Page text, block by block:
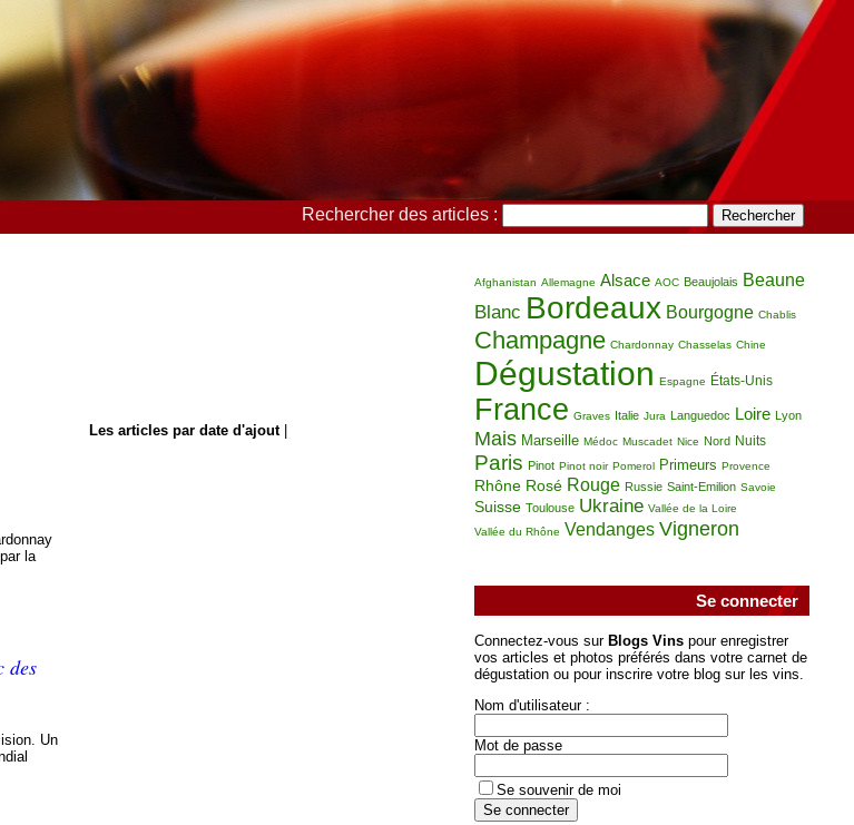
Rechercher des articles :
Les articles par date d'ajout|
la
des
Un
Afghanistan Allemagne Alsace AOC Beaujolais Beaune
Blanc Bordeaux Bourgogne Chablis
Champagne Chardonnay Chasselas Chine
Dégustation Espagne États-Unis
France Graves Italie Jura Languedoc Loire Lyon
Mais Marseille Médoc Muscadet Nice Nord Nuits
Paris Pinot Pinot noir Pomerol Primeurs Provence
Rhône Rosé Rouge Russie Saint-Emilion Savoie
Suisse Toulouse Ukraine Vallée de la Loire
Vallée du Rhône Vendanges Vigneron
Se connecter
Connectez-vous sur Blogs Vinspour enregistrer
vos articles et photos préférés dans votre carnet de
dégustation ou pour inscrire votre blog sur les vins.
Nom d'utilisateur :
Mot de passe
Se souvenir de moi